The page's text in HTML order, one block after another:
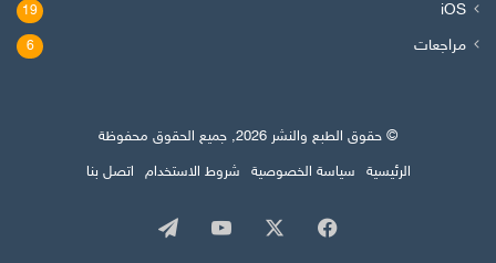
iOS
19
مراجعات 6
© حقوق الطبع والنشر 2026, جميع الحقوق محفوظة
الرئيسية
سياسة الخصوصية شروط الاستخدام اتصل بنا
فيسبوك ‫YouTube